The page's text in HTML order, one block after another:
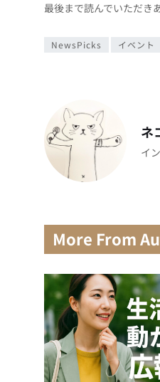
最後まで読んでいただき
NewsPicks イベント
ネ
イ
More From